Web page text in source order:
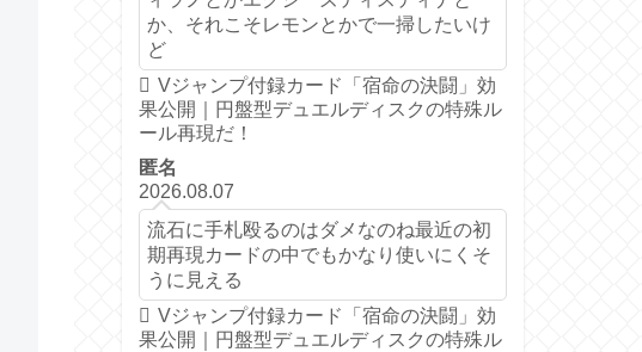
か、それこそレモンとかで一掃したいけ
ど
Vジャンプ付録カード「宿命の決闘」効
果公開｜円盤型デュエルディスクの特殊ル
ール再現だ！
匿名
2026.08.07
流石に手札殴るのはダメなのね最近の初
期再現カードの中でもかなり使いにくそ
うに見える
Vジャンプ付録カード「宿命の決闘」効
果公開｜円盤型デュエルディスクの特殊ル